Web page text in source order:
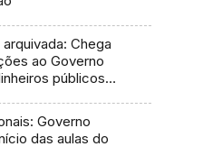
Chega
ao Governo
públicos
Governo
das aulas do